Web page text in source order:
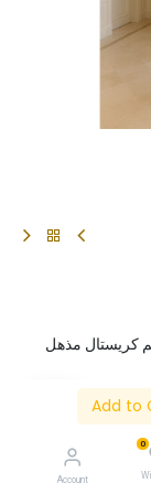
0
Account
كريستال مذهل
• إضاءة ليد عالية القدرة: بفضل إضاءة ليد قوية بقدرة 185 وات، يوفر
الأكبر.
يدومان
لأصحاب